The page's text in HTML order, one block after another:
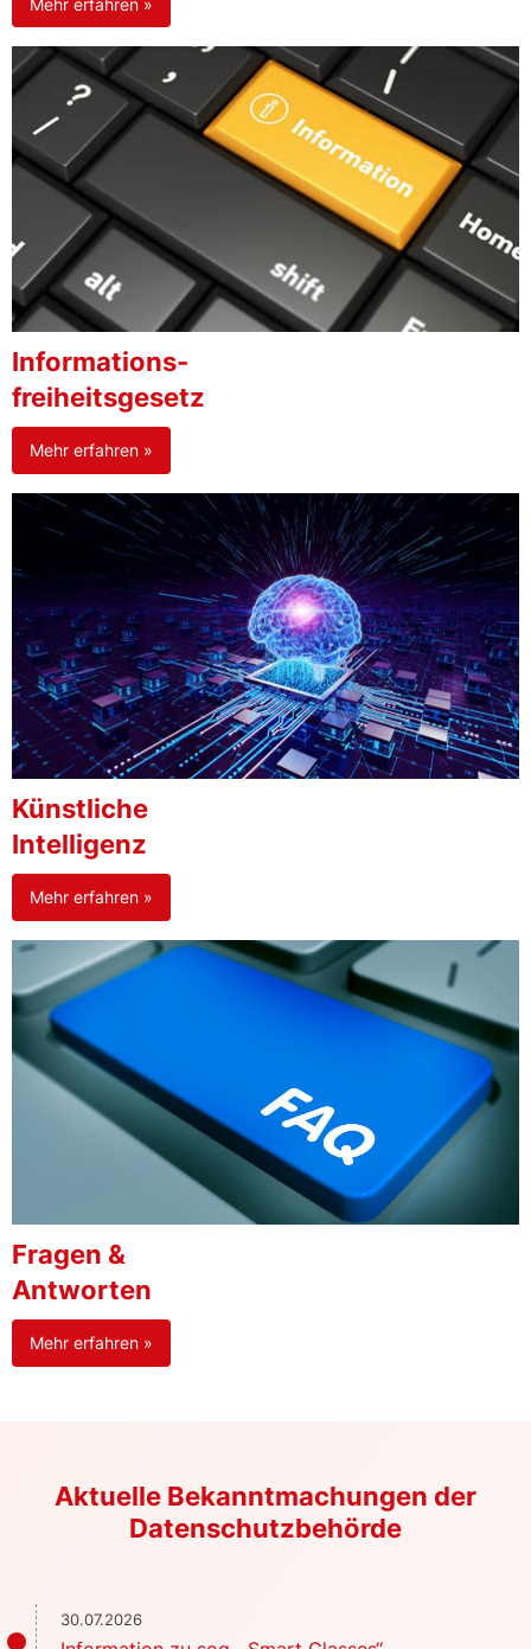
Informations-
freiheitsgesetz
Mehr erfahren »
Künstliche
Intelligenz
Mehr erfahren »
Fragen &
Antworten
Mehr erfahren »
Aktuelle Bekanntmachungen der
Datenschutzbehörde
30.07.2026